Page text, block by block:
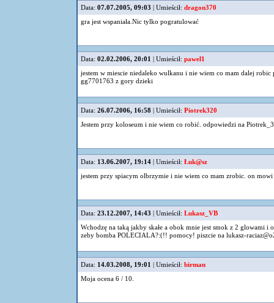
Data: 07.07.2005, 09:03 | Umieścił: dragon370
gra jest wspaniała.Nic tylko pogratulować
Data: 02.02.2006, 20:01 | Umieścił: pawel1
jestem w miescie niedaleko wulkanu i nie wiem co mam dalej
gg7701763 z gory dzieki
Data: 26.07.2006, 16:58 | Umieścił: Piotrek320
Jestem przy koloseum i nie wiem co robić. odpowiedzi na
Data: 13.06.2007, 19:14 | Umieścił: Łuk@sz
jestem przy spiacym olbrzymie i nie wiem co mam zrobic. on mowi
Data: 23.12.2007, 14:43 | Umieścił: Lukasz_VB
Wchodzę na taką jakby skałe a obok mnie jest smok z 2 glowami
zeby bomba POLECIALA?:(!! pomocy! piszcie na lukasz-
Data: 14.03.2008, 19:01 | Umieścił: birman
Moja ocena 6 / 10.